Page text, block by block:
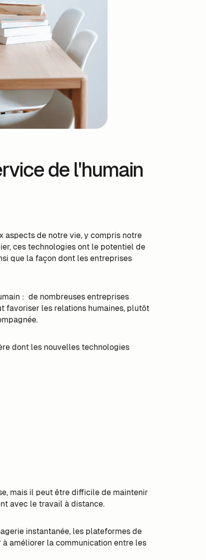
de l'humain
aspects de notre vie, y compris notre
ces technologies ont le potentiel de
que la façon dont les entreprises
: de nombreuses entreprises
favoriser les relations humaines, plutôt
dont les nouvelles technologies
mais il peut être difficile de maintenir
avec le travail à distance.
instantanée, les plateformes de
améliorer la communication entre les